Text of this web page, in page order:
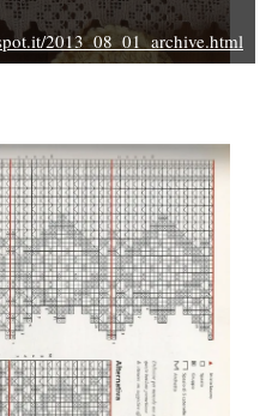
2013_08_01_archive.html